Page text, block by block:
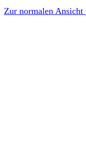
Zur normalen Ansicht